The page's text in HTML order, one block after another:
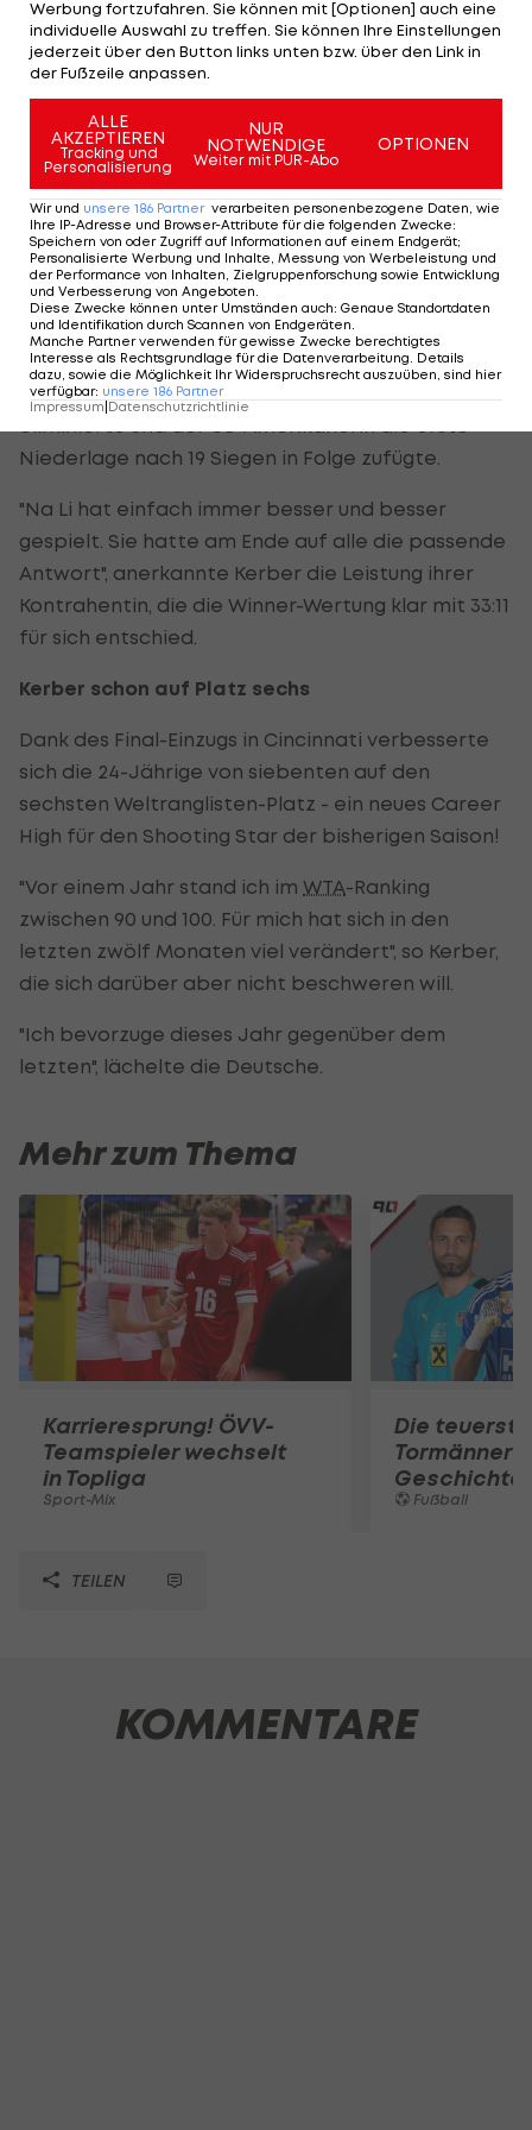
verlassen.
"Ich habe in der Nacht vor dem Endspiel viel über
diese drei Partien nachgedacht. Ich wollte diesen
Titel in Cincinnati unbedingt gewinnen. Als ich die
Siegerehrung von Roger (Anm.: Federer) gesehen
habe, wollte ich es ihm unbedingt nachmachen."
Kerber zieht zufriedene Bilanz
Final-Verliererin Kerber zog trotz des bitteren
Spielverlaufs im Finale eine zufriedene Wochen-
Bilanz. Die Deutsche beeindruckte vor allem im
viertelfinale, als sie Superstar
Niederlage nach 19 Siegen in Folge zufügte.
"Na Li hat einfach immer besser und besser
gespielt. Sie hatte am Ende auf alle die passende
Antwort", anerkannte Kerber die Leistung ihrer
Kontrahentin, die die Winner-Wertung klar mit 33:11
für sich entschied.
Kerber schon auf Platz sechs
Dank des Final-Einzugs in Cincinnati verbesserte
sich die 24-Jährige von siebenten auf den
sechsten Weltranglisten-Platz - ein neues Career
High für den Shooting Star der bisherigen Saison!
"Vor einem Jahr stand ich im WTA-Ranking
zwischen 90 und 100. Für mich hat sich in den
letzten zwölf Monaten viel verändert", so Kerber,
die sich darüber aber nicht beschweren will.
"Ich bevorzuge dieses Jahr gegenüber dem
letzten", lächelte die Deutsche.
Mehr zum Thema
Karrieresprung! ÖVV-
Teamspieler wechselt
in Topliga
Sport-Mix
Die
Tormänner
Geschichte
Fußball
TEILEN
KOMMENTARE
Werbung fortzufahren. Sie können mit [Optionen] auch eine
individuelle Auswahl zu treffen. Sie können Ihre Einstellungen
jederzeit über den Button links unten bzw. über den Link in
der Fußzeile anpassen.
ALLE
AKZEPTIEREN
Tracking und
Personalisierung
NUR
NOTWENDIGE
Weiter mit PUR-Abo
OPTIONEN
Wir und unsere 186 Partner verarbeiten personenbezogene Daten, wie
Ihre IP-Adresse und Browser-Attribute für die folgenden Zwecke:
Speichern von oder Zugriff auf Informationen auf einem Endgerät;
Personalisierte Werbung und Inhalte, Messung von Werbeleistung und
der Performance von Inhalten, Zielgruppenforschung sowie Entwicklung
und Verbesserung von Angeboten
Diese Zwecke können unter Umständen auch: Genaue Standortdaten
und Identifikation durch Scannen von Endgeräten
Manche Partner verwenden für gewisse Zwecke berechtigtes
Interesse als Rechtsgrundlage für die Datenverarbeitung. Details
dazu, sowie die Möglichkeit Ihr Widerspruchsrecht auszuüben, sind hier
verfügbar: unsere 186 Partner
Impressum|Datenschutzrichtlinie